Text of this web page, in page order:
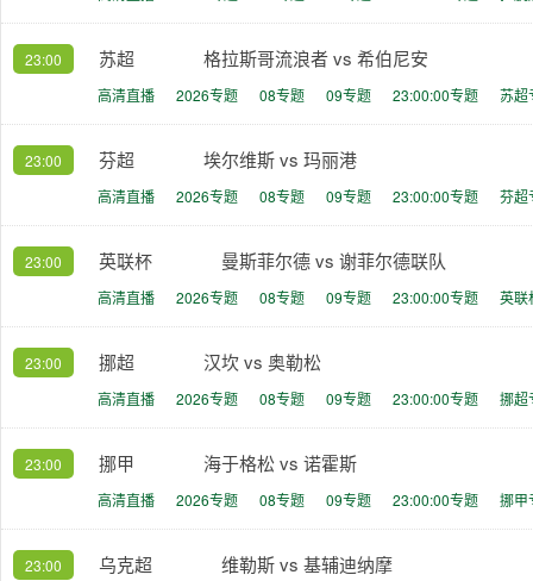
23:00 苏超 格拉斯哥流浪者 vs 希伯尼安
高清直播 2026专题 08专题 09专题 23:00:00专题 苏超
23:00 芬超 埃尔维斯 vs 玛丽港
高清直播 2026专题 08专题 09专题 23:00:00专题 芬超
23:00 英联杯 曼斯菲尔德 vs 谢菲尔德联队
高清直播 2026专题 08专题 09专题 23:00:00专题 英联
23:00 挪超 汉坎 vs 奥勒松
高清直播 2026专题 08专题 09专题 23:00:00专题 挪超
23:00 挪甲 海于格松 vs 诺霍斯
高清直播 2026专题 08专题 09专题 23:00:00专题 挪甲
23:00 乌克超 维勒斯 vs 基辅迪纳摩